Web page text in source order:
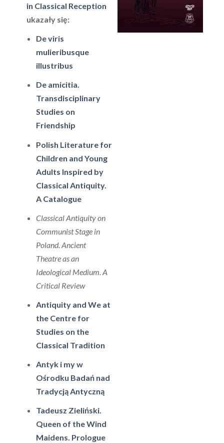
in Classical Reception
ukazały się:
De viris
mulieribusque
illustribus
De amicitia.
Transdisciplinary
Studies on
Friendship
Polish Literature for
Children and Young
Adults Inspired by
Classical Antiquity.
A Catalogue
Classical Antiquity on
Communist Stage in
Poland. Ancient
Theatre as an
Ideological Medium. A
Critical Review
Antiquity and We at
the Centre for
Studies on the
Classical Tradition
Antyk i my w
Ośrodku Badań nad
Tradycją Antyczną
Tadeusz Zieliński.
Queen of the Wind
Maidens. Prologue